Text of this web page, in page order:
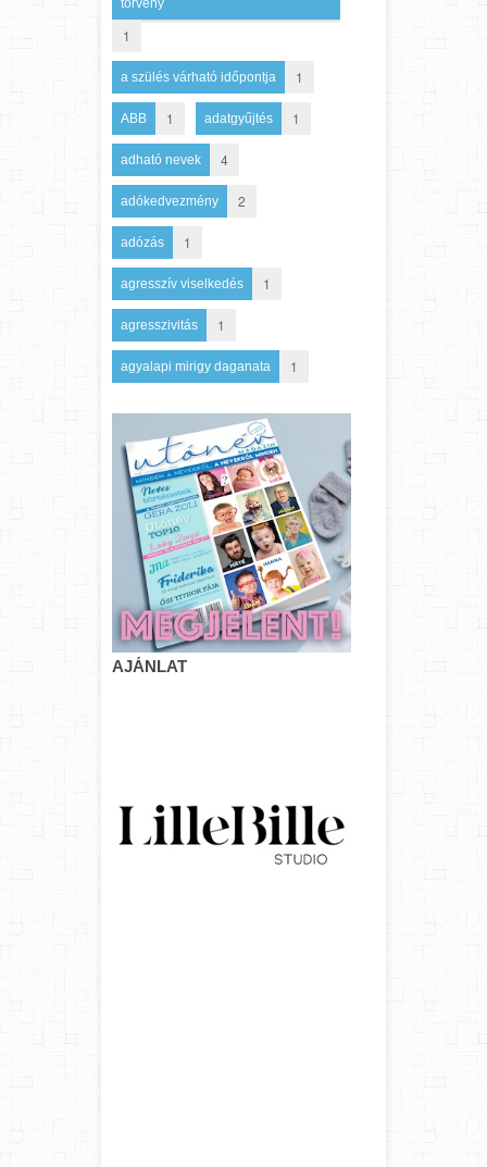
törvény
1
a szülés várható időpontja 1
ABB 1 adatgyűjtés 1
adható nevek 4
adókedvezmény 2
adózás 1
agresszív viselkedés 1
agresszivitás 1
agyalapi mirigy daganata 1
AJÁNLAT